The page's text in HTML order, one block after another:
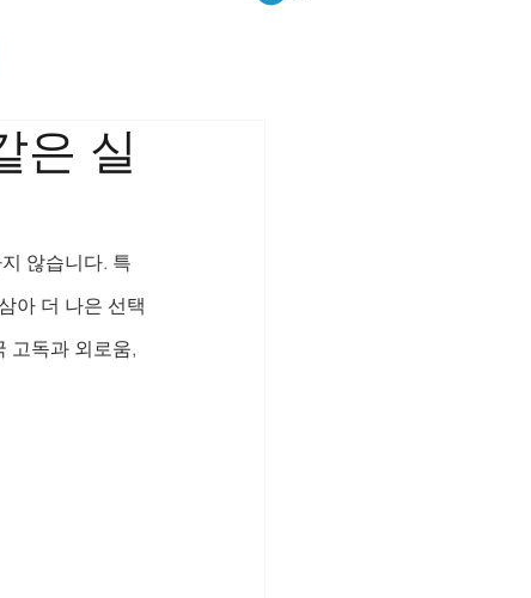
은 실
않습니다. 특
아 더 나은 선택
고독과 외로움,